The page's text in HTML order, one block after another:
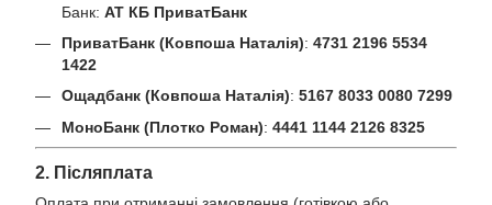
Банк: АТ КБ ПриватБанк
ПриватБанк (Ковпоша Наталія): 4731 2196 5534
1422
Ощадбанк (Ковпоша Наталія): 5167 8033 0080 7299
МоноБанк (Плотко Роман): 4441 1144 2126 8325
2. Післяплата